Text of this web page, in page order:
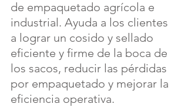
de empaquetado agrícola e
industrial. Ayuda a los clientes
a lograr un cosido y sellado
eficiente y firme de la boca de
los sacos, reducir las pérdidas
por empaquetado y mejorar la
eficiencia operativa.